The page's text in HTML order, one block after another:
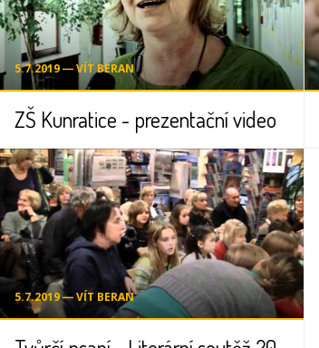
5.7.2019 ― VÍT BERAN
ZŠ Kunratice - prezentační video
5.7.2019 ― VÍT BERAN